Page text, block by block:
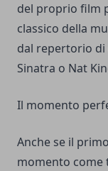
del proprio film
classico della
dal repertorio di
Sinatra o Nat
Il momento
Anche se il
momento come